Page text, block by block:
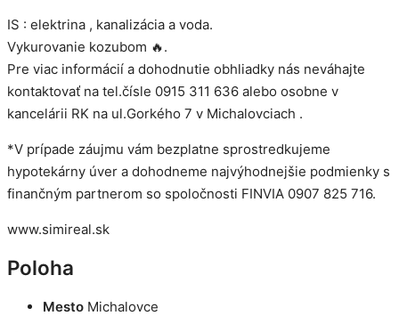
IS : elektrina , kanalizácia a voda.
Vykurovanie kozubom 🔥.
Pre viac informácií a dohodnutie obhliadky nás neváhajte
kontaktovať na tel.čísle 0915 311 636 alebo osobne v
kancelárii RK na ul.Gorkého 7 v Michalovciach .
*V prípade záujmu vám bezplatne sprostredkujeme
hypotekárny úver a dohodneme najvýhodnejšie podmienky s
finančným partnerom so spoločnosti FINVIA 0907 825 716.
www.simireal.sk
Poloha
Mesto Michalovce